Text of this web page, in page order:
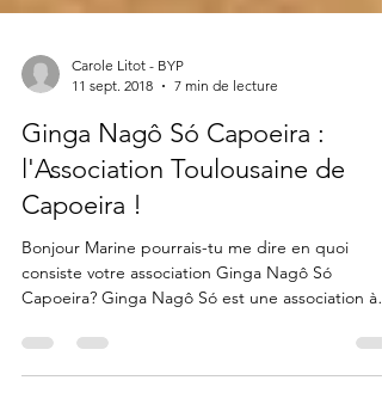
11 sept. 2018
7 min de lecture
Ginga Nagô Só Capoeira :
l'Association Toulousaine de
Capoeira !
Bonjour Marine pourrais-tu me dire en quoi
Capoeira? Ginga Nagô Só est une association à
but non...